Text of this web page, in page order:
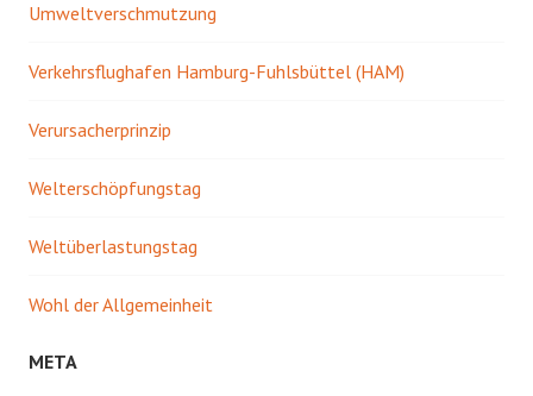
Umweltverschmutzung
Verkehrsflughafen Hamburg-Fuhlsbüttel (HAM)
Verursacherprinzip
Welterschöpfungstag
Weltüberlastungstag
Wohl der Allgemeinheit
META